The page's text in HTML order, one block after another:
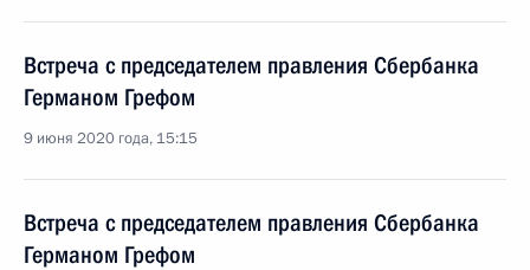
Встреча с председателем правления Сбербанка
Германом Грефом
9 июня 2020 года, 15:15
Встреча с председателем правления Сбербанка
Германом Грефом